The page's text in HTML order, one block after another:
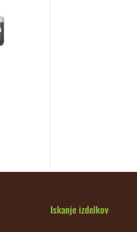
Iskanje izdelkov